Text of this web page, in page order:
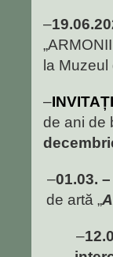
–
la
–
de ani de
–01.03.
de artă „
–